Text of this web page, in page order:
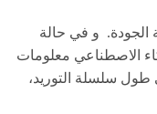
الجودة. و في حالة
الاصطناعي معلومات
سلسلة التوريد،